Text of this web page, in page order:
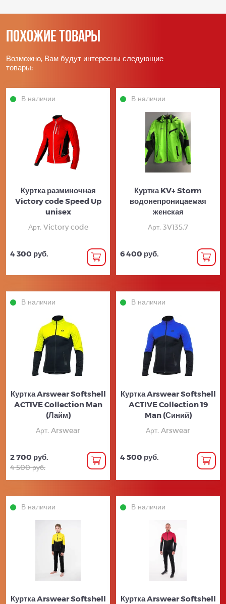
Похожие товары
Возможно, Вам будут интересны следующие
товары:
В наличии
Куртка разминочная
Victory code Speed Up
unisex
Арт. Victory code
4 300 руб.
В наличии
Куртка KV+ Storm
водонепроницаемая
женская
Арт. 3V135.7
6 400 руб.
В наличии
Куртка Arswear Softshell
ACTIVE Collection Man
(Лайм)
Арт. Arswear
2 700 руб.
4 500 руб.
В наличии
Куртка Arswear Softshell
ACTIVE Collection 19
Man (Синий)
Арт. Arswear
4 500 руб.
В наличии
Куртка Arswear Softshell
В наличии
Куртка Arswear Softshell